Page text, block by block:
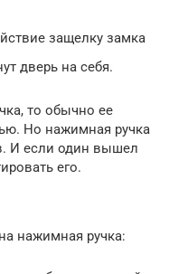
защелку замка
дверь на себя.
то обычно ее
Но нажимная ручка
И если один вышел
его.
нажимная ручка: